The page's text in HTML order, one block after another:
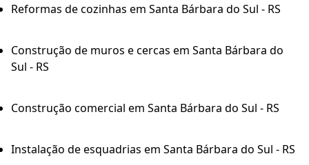
Reformas de cozinhas em Santa Bárbara do Sul - RS
Construção de muros e cercas em Santa Bárbara do
Sul - RS
Construção comercial em Santa Bárbara do Sul - RS
Instalação de esquadrias em Santa Bárbara do Sul - RS